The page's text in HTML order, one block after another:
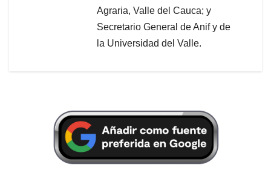
Agraria, Valle del Cauca; y
Secretario General de Anif y de
la Universidad del Valle.